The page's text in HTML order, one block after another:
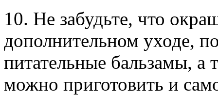
10. Не забудьте, что
дополнительном уходе,
питательные бальзамы, а
можно приготовить и